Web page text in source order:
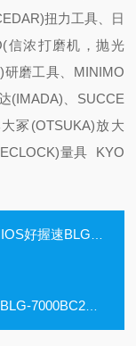
扭力工具、日
信浓打磨机，抛光
研磨工具、MINIMO
(IMADA)、SUCCE
冢(OTSUKA)放大
量具 KYO
HT电动螺丝刀
电动螺丝刀无碳刷